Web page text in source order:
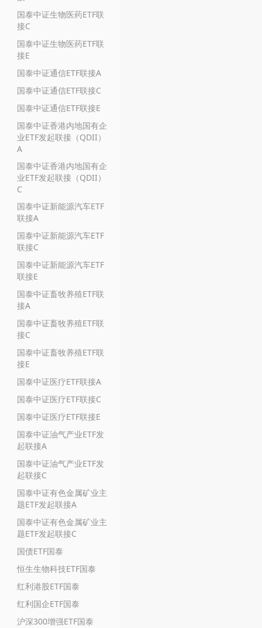
国泰中证生物医药ETF联
接C
国泰中证生物医药ETF联
接E
国泰中证通信ETF联接A
国泰中证通信ETF联接C
国泰中证通信ETF联接E
国泰中证香港内地国有企
业ETF发起联接（QDII）
A
国泰中证香港内地国有企
业ETF发起联接（QDII）
C
国泰中证新能源汽车ETF
联接A
国泰中证新能源汽车ETF
联接C
国泰中证新能源汽车ETF
联接E
国泰中证畜牧养殖ETF联
接A
国泰中证畜牧养殖ETF联
接C
国泰中证畜牧养殖ETF联
接E
国泰中证医疗ETF联接A
国泰中证医疗ETF联接C
国泰中证医疗ETF联接E
国泰中证油气产业ETF发
起联接A
国泰中证油气产业ETF发
起联接C
国泰中证有色金属矿业主
题ETF发起联接A
国泰中证有色金属矿业主
题ETF发起联接C
国债ETF国泰
恒生生物科技ETF国泰
红利港股ETF国泰
红利国企ETF国泰
沪深300增强ETF国泰